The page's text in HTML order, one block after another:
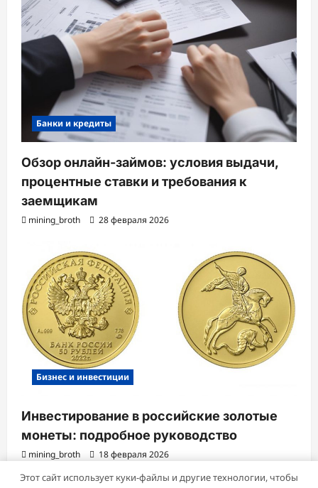
Банки и кредиты
Обзор онлайн-займов: условия выдачи,
процентные ставки и требования к
заемщикам
mining_broth 28 февраля 2026
Бизнес и инвестиции
Инвестирование в российские золотые
монеты: подробное руководство
mining_broth 18 февраля 2026
Этот сайт использует куки-файлы и другие технологии, чтобы